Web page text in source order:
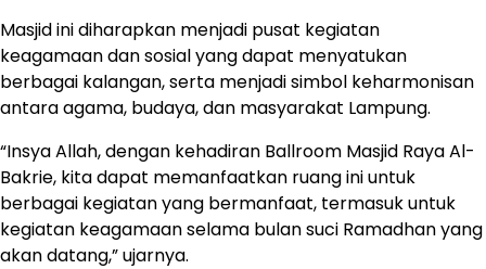
Masjid ini diharapkan menjadi pusat kegiatan
keagamaan dan sosial yang dapat menyatukan
berbagai kalangan, serta menjadi simbol keharmonisan
antara agama, budaya, dan masyarakat Lampung.
“Insya Allah, dengan kehadiran Ballroom Masjid Raya Al-
Bakrie, kita dapat memanfaatkan ruang ini untuk
berbagai kegiatan yang bermanfaat, termasuk untuk
kegiatan keagamaan selama bulan suci Ramadhan yang
akan datang,” ujarnya.